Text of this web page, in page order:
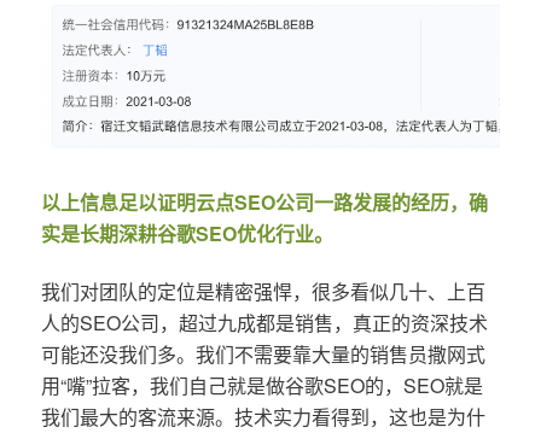
以上信息足以证明云点SEO公司一路发展的经历，确
实是长期深耕谷歌SEO优化行业。
我们对团队的定位是精密强悍，很多看似几十、上百
人的SEO公司，超过九成都是销售，真正的资深技术
可能还没我们多。我们不需要靠大量的销售员撒网式
用“嘴”拉客，我们自己就是做谷歌SEO的，SEO就是
我们最大的客流来源。技术实力看得到，这也是为什